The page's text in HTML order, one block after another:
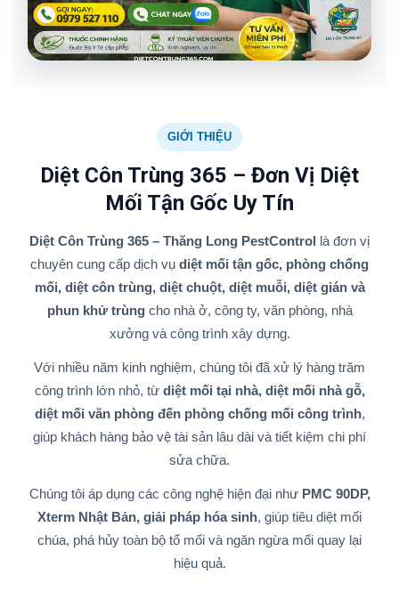
GIỚI THIỆU
Diệt Côn Trùng 365 – Đơn Vị Diệt
Mối Tận Gốc Uy Tín
Diệt Côn Trùng 365 – Thăng Long PestControl là đơn vị
chuyên cung cấp dịch vụ diệt mối tận gốc, phòng chống
mối, diệt côn trùng, diệt chuột, diệt muỗi, diệt gián và
phun khử trùngcho nhà ở, công ty, văn phòng, nhà
xưởng và công trình xây dựng.
Với nhiều năm kinh nghiệm, chúng tôi đã xử lý hàng trăm
công trình lớn nhỏ, từ diệt mối tại nhà, diệt mối nhà gỗ,
diệt mối văn phòng đến phòng chống mối công trình,
giúp khách hàng bảo vệ tài sản lâu dài và tiết kiệm chi phí
sửa chữa.
Chúng tôi áp dụng các công nghệ hiện đại như PMC 90DP,
Xterm Nhật Bản, giải pháp hóa sinh, giúp tiêu diệt mối
chúa, phá hủy toàn bộ tổ mối và ngăn ngừa mối quay lại
hiệu quả.